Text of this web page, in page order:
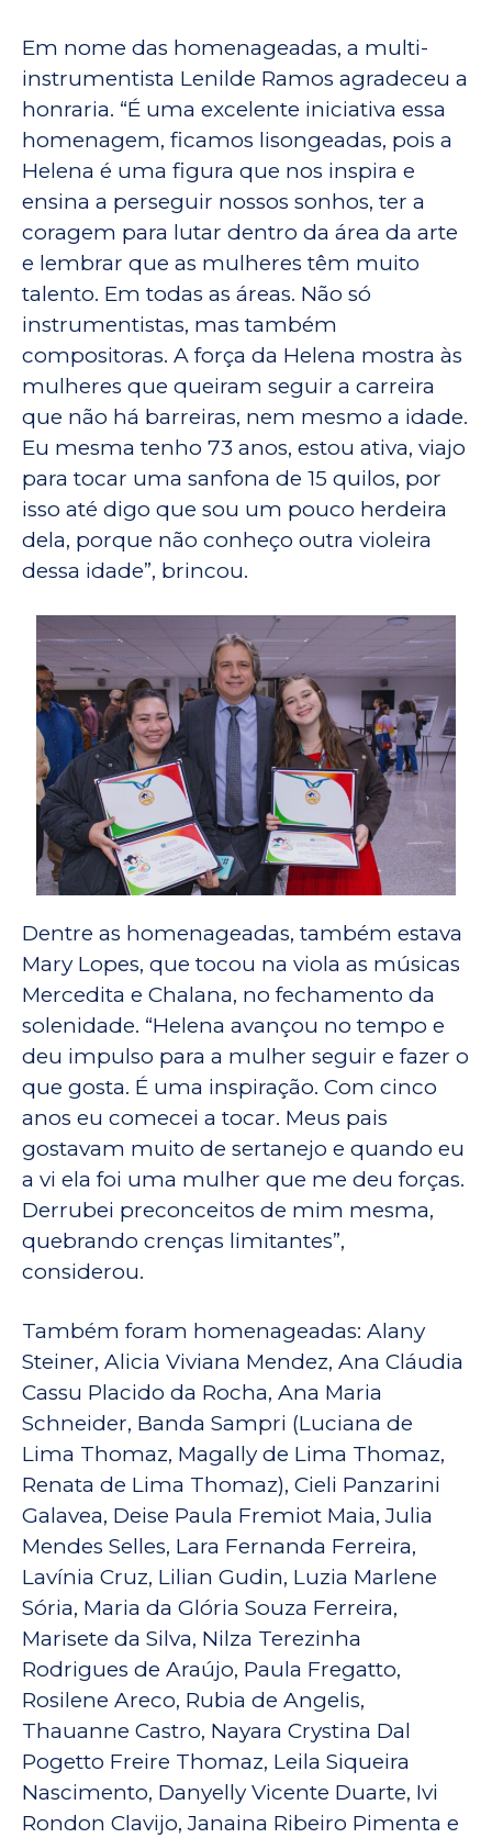
Em nome das homenageadas, a multi-
instrumentista Lenilde Ramos agradeceu a
honraria. “É uma excelente iniciativa essa
homenagem, ficamos lisongeadas, pois a
Helena é uma figura que nos inspira e
ensina a perseguir nossos sonhos, ter a
coragem para lutar dentro da área da arte
e lembrar que as mulheres têm muito
talento. Em todas as áreas. Não só
instrumentistas, mas também
compositoras. A força da Helena mostra às
mulheres que queiram seguir a carreira
que não há barreiras, nem mesmo a idade.
Eu mesma tenho 73 anos, estou ativa, viajo
para tocar uma sanfona de 15 quilos, por
isso até digo que sou um pouco herdeira
dela, porque não conheço outra violeira
dessa idade”, brincou.
Dentre as homenageadas, também estava
Mary Lopes, que tocou na viola as músicas
Mercedita e Chalana, no fechamento da
solenidade. “Helena avançou no tempo e
deu impulso para a mulher seguir e fazer o
que gosta. É uma inspiração. Com cinco
anos eu comecei a tocar. Meus pais
gostavam muito de sertanejo e quando eu
a vi ela foi uma mulher que me deu forças.
Derrubei preconceitos de mim mesma,
quebrando crenças limitantes”,
considerou.
Também foram homenageadas: Alany
Steiner, Alicia Viviana Mendez, Ana Cláudia
Cassu Placido da Rocha, Ana Maria
Schneider, Banda Sampri (Luciana de
Lima Thomaz, Magally de Lima Thomaz,
Renata de Lima Thomaz), Cieli Panzarini
Galavea, Deise Paula Fremiot Maia, Julia
Mendes Selles, Lara Fernanda Ferreira,
Lavínia Cruz, Lilian Gudin, Luzia Marlene
Sória, Maria da Glória Souza Ferreira,
Marisete da Silva, Nilza Terezinha
Rodrigues de Araújo, Paula Fregatto,
Rosilene Areco, Rubia de Angelis,
Thauanne Castro, Nayara Crystina Dal
Pogetto Freire Thomaz, Leila Siqueira
Nascimento, Danyelly Vicente Duarte, Ivi
Rondon Clavijo, Janaina Ribeiro Pimenta e